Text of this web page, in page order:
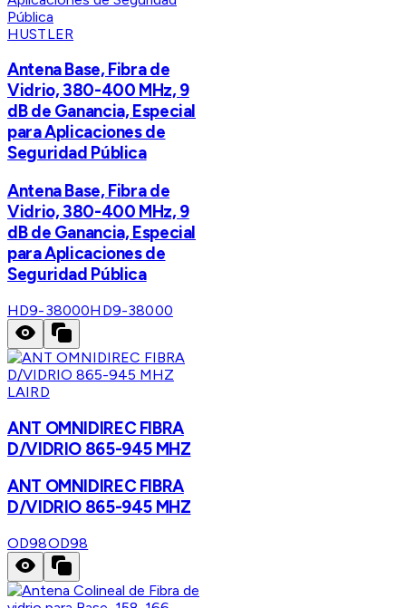
HUSTLER
Antena Base, Fibra de
Vidrio, 380-400 MHz, 9
dB de Ganancia, Especial
para Aplicaciones de
Seguridad Pública
Antena Base, Fibra de
Vidrio, 380-400 MHz, 9
dB de Ganancia, Especial
para Aplicaciones de
Seguridad Pública
HD9-38000HD9-38000
LAIRD
ANT OMNIDIREC FIBRA
D/VIDRIO 865-945 MHZ
ANT OMNIDIREC FIBRA
D/VIDRIO 865-945 MHZ
OD98OD98